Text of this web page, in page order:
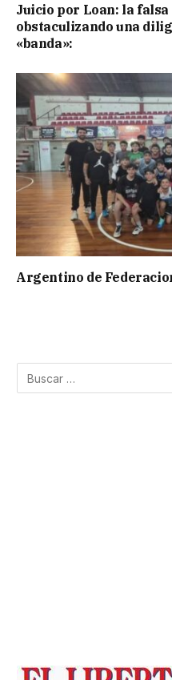
Juicio por Loan: la
obstaculizando una
«banda»:
Argentino de